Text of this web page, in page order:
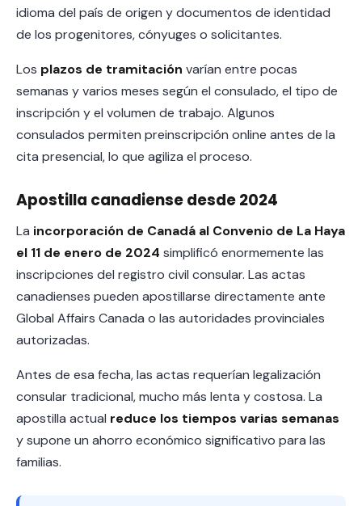
idioma del país de origen y documentos de identidad
de los progenitores, cónyuges o solicitantes.
Los plazos de tramitación varían entre pocas
semanas y varios meses según el consulado, el tipo de
inscripción y el volumen de trabajo. Algunos
consulados permiten preinscripción online antes de la
cita presencial, lo que agiliza el proceso.
Apostilla canadiense desde 2024
La incorporación de Canadá al Convenio de La Haya
el 11 de enero de 2024 simplificó enormemente las
inscripciones del registro civil consular. Las actas
canadienses pueden apostillarse directamente ante
Global Affairs Canada o las autoridades provinciales
autorizadas.
Antes de esa fecha, las actas requerían legalización
consular tradicional, mucho más lenta y costosa. La
apostilla actual reduce los tiempos varias semanas
y supone un ahorro económico significativo para las
familias.